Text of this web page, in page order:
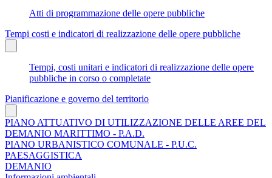
Atti di programmazione delle opere pubbliche
Tempi costi e indicatori di realizzazione delle opere pubbliche
Tempi, costi unitari e indicatori di realizzazione delle opere
pubbliche in corso o completate
Pianificazione e governo del territorio
PIANO ATTUATIVO DI UTILIZZAZIONE DELLE AREE DEL
DEMANIO MARITTIMO - P.A.D.
PIANO URBANISTICO COMUNALE - P.U.C.
PAESAGGISTICA
DEMANIO